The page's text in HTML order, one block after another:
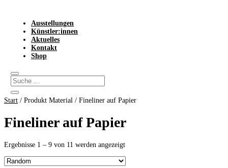
Ausstellungen
Künstler:innen
Aktuelles
Kontakt
Shop
Start / Produkt Material / Fineliner auf Papier
Fineliner auf Papier
Ergebnisse 1 – 9 von 11 werden angezeigt